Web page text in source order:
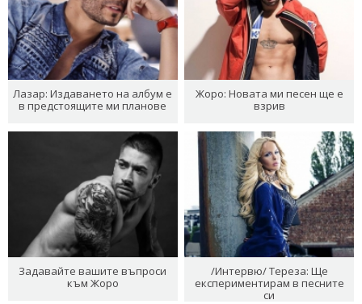
Лазар: Издаването на албум е
в предстоящите ми планове
Жоро: Новата ми песен ще е
взрив
Задавайте вашите въпроси
към Жоро
/Интервю/ Тереза: Ще
експериментирам в песните
си